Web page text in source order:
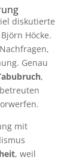
diskutierte
Höcke.
Genau
,
mit
, weil